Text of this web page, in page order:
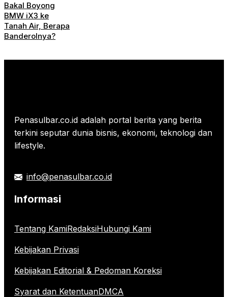
Bakal Boyong
BMW iX3 ke
Tanah Air, Berapa
Banderolnya?
Penasulbar.co.id adalah portal berita yang berita
terkini seputar dunia bisnis, ekonomi, teknologi dan
lifestyle.
info@penasulbar.co.id
Informasi
Tentang KamiRedaksiHubungi Kami
Kebijakan Privasi
Kebijakan Editorial & Pedoman Koreksi
Syarat dan KetentuanDMCA